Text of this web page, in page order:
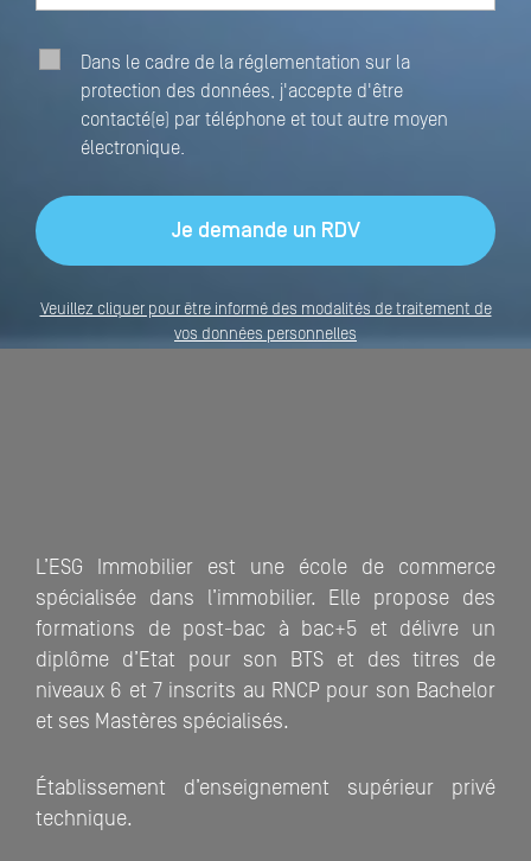
Dans le cadre de la réglementation sur la
protection des données, j'accepte d'être
contacté(e) par téléphone et tout autre moyen
électronique.
Veuillez cliquer pour être informé des modalités de traitement de
vos données personnelles
L’ESG Immobilier est une école de commerce
spécialisée dans l’immobilier. Elle propose des
formations de post-bac à bac+5 et délivre un
diplôme d’Etat pour son BTS et des titres de
niveaux 6 et 7 inscrits au RNCP pour son Bachelor
et ses Mastères spécialisés.
Établissement d’enseignement supérieur privé
technique.